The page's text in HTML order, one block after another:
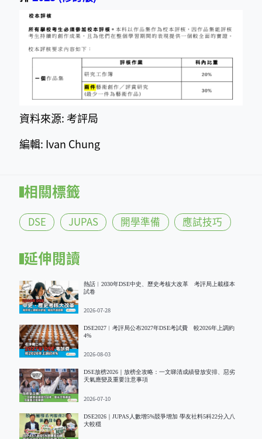
​資料來源: 考評局
編輯: Ivan Chung
相關標籤
DSE JUPAS 開學準備 應試技巧
延伸閱讀
熱話︱2030年DSE中史、歷史考核大改革 考評局上載樣本
試卷
2026-07-28
DSE2027︱考評局公布2027年DSE考試費 較2026年上調約
4%
2026-08-03
DSE放榜2026｜放榜全攻略：一文睇清成績發放安排、惡劣
天氣應變及重要注意事項
2026-07-10
DSE2026｜JUPAS人數增5%競爭增加 學友社料5科22分入八
大較穩